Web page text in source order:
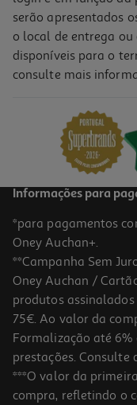
Caneta Retrátil Auchan
Conjunto De 3 Canetas
Palette
1.99 €/un
serão apresentados
o local de entrega ou
disponíveis para o
consulte mais
Informações para
*para pagamentos
Oney Auchan+.
**Campanha Sem
Oney Auchan /
produtos
75€. Ao valor da
Formalização até
prestações. Consulte
***O valor da
compra, refletindo o